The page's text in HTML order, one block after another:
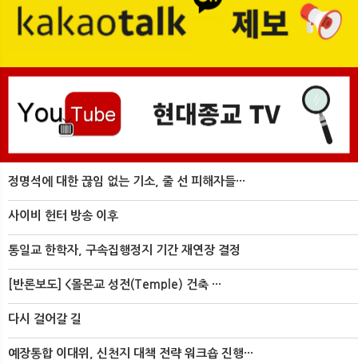
정명석에 대한 끊임 없는 기소, 줄 선 피해자들···
사이비 헌터 방송 이후
통일교 한학자, 구속집행정지 기간 재연장 결정
[반론보도] <몰몬교 성전(Temple) 건축 ···
다시 걸어갈 길
예장통합 이대위, 신천지 대책 전략 워크숍 진행···